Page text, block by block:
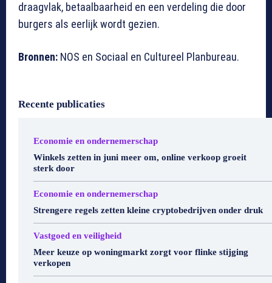
draagvlak, betaalbaarheid en een verdeling die door
burgers als eerlijk wordt gezien.
Bronnen: NOS en Sociaal en Cultureel Planbureau.
Recente publicaties
Economie en ondernemerschap
Winkels zetten in juni meer om, online verkoop groeit
sterk door
Economie en ondernemerschap
Strengere regels zetten kleine cryptobedrijven onder druk
Vastgoed en veiligheid
Meer keuze op woningmarkt zorgt voor flinke stijging
verkopen